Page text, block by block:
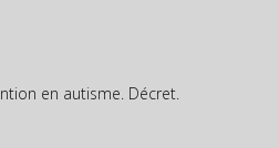
en autisme. Décret.